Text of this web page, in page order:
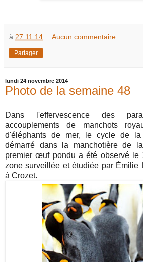
à 27.11.14 Aucun commentaire:
Partager
lundi 24 novembre 2014
Photo de la semaine 48
Dans l'effervescence des
accouplements de manchots
d'éléphants de mer, le cycle de la
démarré dans la manchotière de
premier œuf pondu a été observé le
zone surveillée et étudiée par Émilie
à Crozet.